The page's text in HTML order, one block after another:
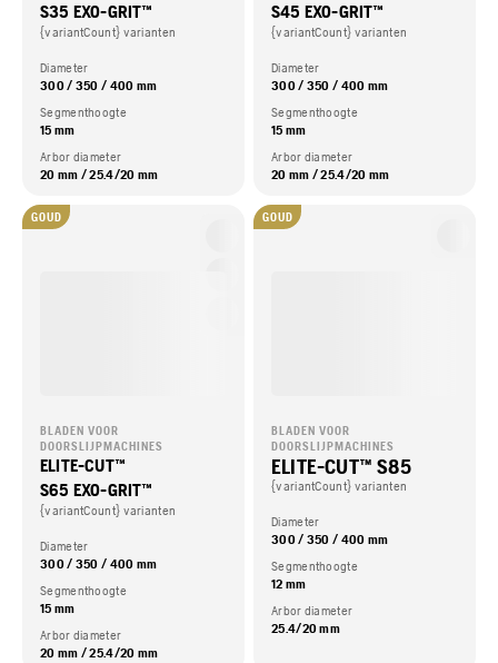
S35 EXO-GRIT™
{variantCount} varianten
Diameter
300 / 350 / 400 mm
Segmenthoogte
15 mm
Arbor diameter
20 mm / 25.4/20 mm
S45 EXO-GRIT™
{variantCount} varianten
Diameter
300 / 350 / 400 mm
Segmenthoogte
15 mm
Arbor diameter
20 mm / 25.4/20 mm
GOUD
BLADEN VOOR
DOORSLIJPMACHINES
ELITE-CUT™
S65 EXO-GRIT™
{variantCount} varianten
Diameter
300 / 350 / 400 mm
Segmenthoogte
15 mm
Arbor diameter
20 mm / 25.4/20 mm
GOUD
BLADEN VOOR
DOORSLIJPMACHINES
ELITE-CUT™ S85
{variantCount} varianten
Diameter
300 / 350 / 400 mm
Segmenthoogte
12 mm
Arbor diameter
25.4/20 mm